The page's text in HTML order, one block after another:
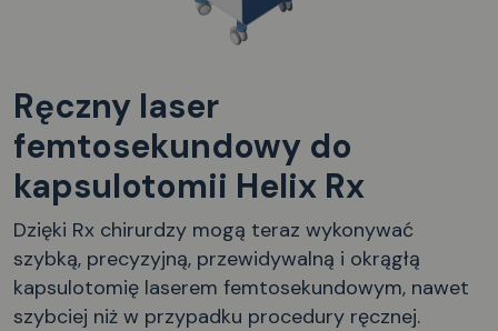
Ręczny laser
femtosekundowy do
kapsulotomii Helix Rx
Dzięki Rx chirurdzy mogą teraz wykonywać
szybką, precyzyjną, przewidywalną i okrągłą
kapsulotomię laserem femtosekundowym, nawet
szybciej niż w przypadku procedury ręcznej.